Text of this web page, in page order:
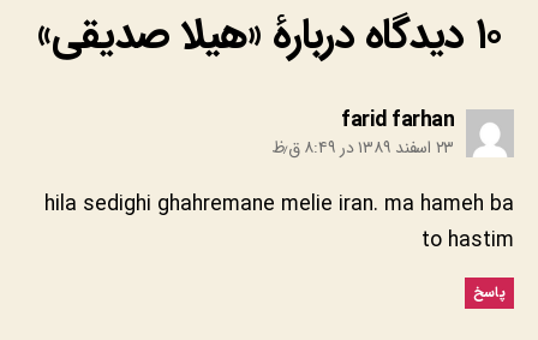
۱۰ دیدگاه دربارهٔ «هیلا صدیقی»
farid farhan
۲۳ اسفند ۱۳۸۹ در ۸:۴۹ ق٫ظ
hila sedighi ghahremane melie iran. ma hameh ba
to hastim
پاسخ